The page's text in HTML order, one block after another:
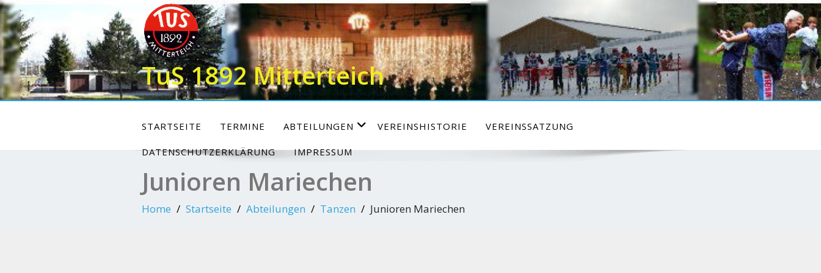
Skip
to
content
TuS 1892 Mitterteich
STARTSEITE TERMINE ABTEILUNGEN VEREINSHISTORIE VEREINSSATZUNG
DATENSCHUTZERKLÄRUNG IMPRESSUM
Junioren Mariechen
Home Startseite Abteilungen Tanzen Junioren Mariechen